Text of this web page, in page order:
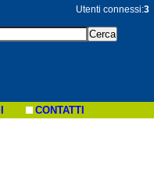
Utenti connessi:3
CONTATTI